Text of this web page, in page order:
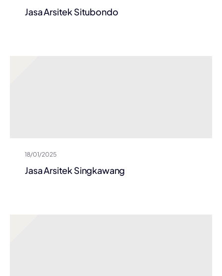
Jasa Arsitek Situbondo
18/01/2025
Jasa Arsitek Singkawang